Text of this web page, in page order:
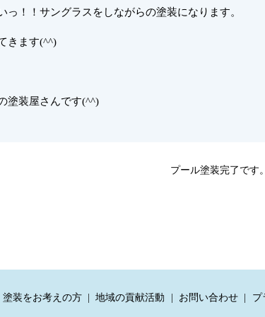
！！サングラスをしながらの塗装になります。
きます(^^)
塗装屋さんです(^^)
プール塗装完了です。
塗装をお考えの方 地域の貢献活動 お問い合わせ プ